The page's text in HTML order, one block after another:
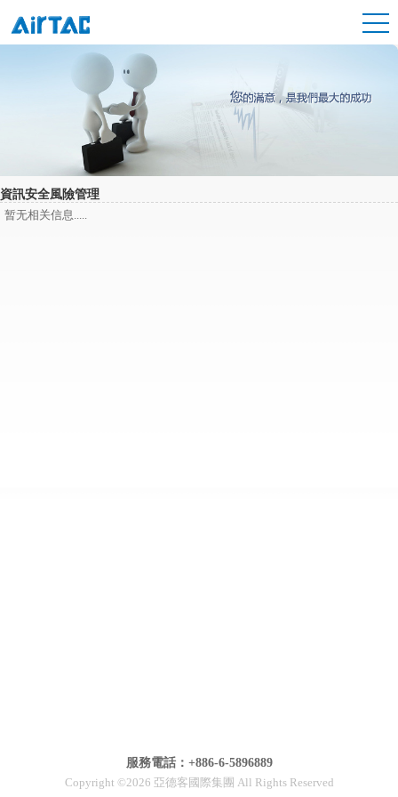
資訊安全風險管理
暂无相关信息.....
服務電話：+886-6-5896889
Copyright ©2026 亞德客國際集團 All Rights Reserved